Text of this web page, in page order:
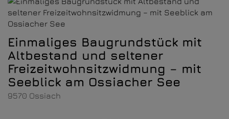
Einmaliges Baugrundstück mit
Altbestand und seltener
Freizeitwohnsitzwidmung – mit
Seeblick am Ossiacher See
9570 Ossiach